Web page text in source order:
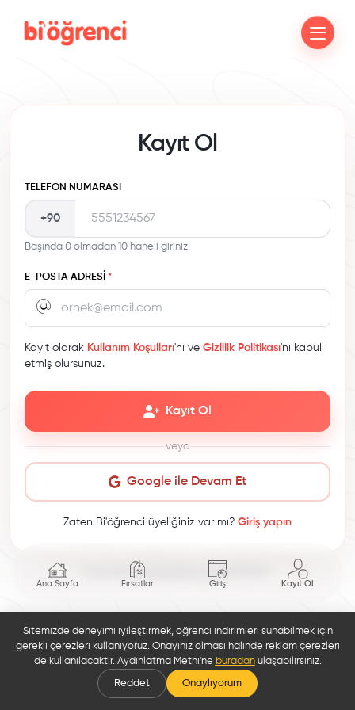
Ana Sayfa Fırsatlar Giriş Kayıt Ol
Kayıt Ol
TELEFON NUMARASI
+90
Başında 0 olmadan 10 haneli giriniz.
E-POSTA ADRESI *
Kayıt olarak Kullanım Koşulları'nı ve Gizlilik Politikası'nı kabul
etmiş olursunuz.
Kayıt Ol
veya
Google ile Devam Et
Zaten Bi'öğrenci üyeliğiniz var mı? Giriş yapın
This site is protected by reCAPTCHA.
Sitemizde deneyimi iyileştirmek, öğrenci indirimleri sunabilmek için
gerekli çerezleri kullanıyoruz. Onayınız olması halinde reklam çerezleri
de kullanılacaktır. Aydınlatma Metni'ne buradanulaşabilirsiniz.
Reddet Onaylıyorum